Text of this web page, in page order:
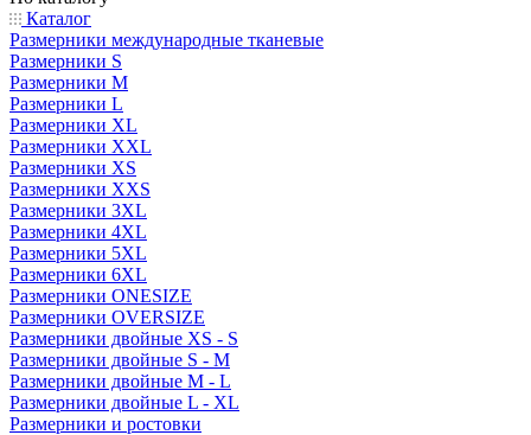
Каталог
Размерники международные тканевые
Размерники S
Размерники M
Размерники L
Размерники XL
Размерники XXL
Размерники XS
Размерники XXS
Размерники 3XL
Размерники 4XL
Размерники 5XL
Размерники 6XL
Размерники ONESIZE
Размерники OVERSIZE
Размерники двойные XS - S
Размерники двойные S - M
Размерники двойные M - L
Размерники двойные L - XL
Размерники и ростовки